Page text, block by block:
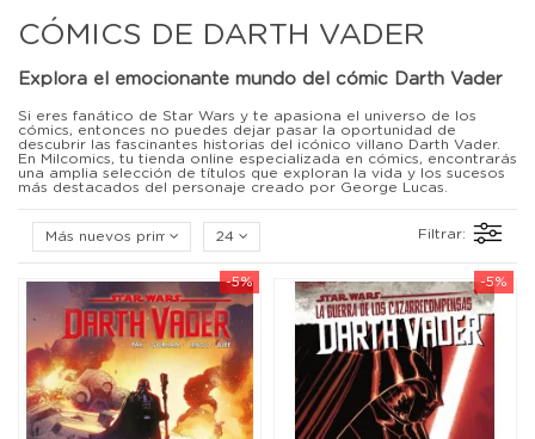
CÓMICS DE DARTH VADER
Explora el emocionante mundo del cómic Darth Vader
Si eres fanático de Star Wars y te apasiona el universo de los
cómics, entonces no puedes dejar pasar la oportunidad de
descubrir las fascinantes historias del icónico villano Darth Vader.
En Milcomics, tu tienda online especializada en cómics, encontrarás
una amplia selección de títulos que exploran la vida y los sucesos
más destacados del personaje creado por George Lucas.
Más nuevos primero 24 Filtrar:
-5% -5%